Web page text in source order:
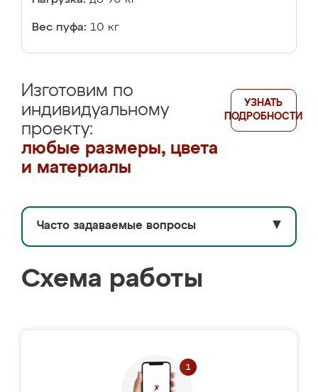
Вес пуфа: 10 кг
Изготовим по
индивидуальному
проекту:
любые размеры, цвета
и материалы
УЗНАТЬ
ПОДРОБНОСТИ
Часто задаваемые вопросы ▼
Схема работы